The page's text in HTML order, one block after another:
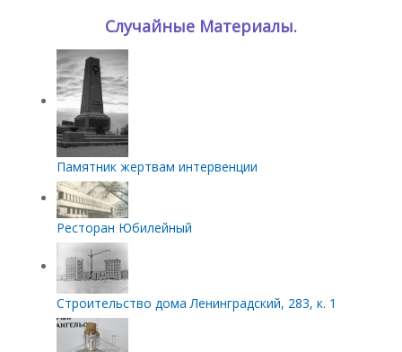
Случайные Материалы.
Памятник жертвам интервенции
Ресторан Юбилейный
Строительство дома Ленинградский, 283, к. 1